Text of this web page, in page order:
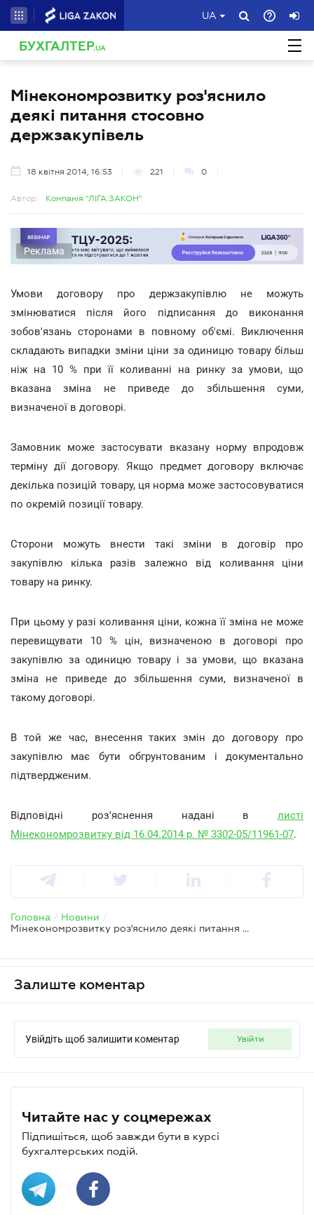
UA
БУХГАЛТЕР.UA
Мінекономрозвитку роз'яснило
деякі питання стосовно
держзакупівель
18 квітня 2014, 16:53 221 0
Автор: Компанія "ЛІГА:ЗАКОН"
Реклама
Умови договору про держзакупівлю не можуть
змінюватися після його підписання до виконання
зобов'язань сторонами в повному об'ємі. Виключення
складають випадки зміни ціни за одиницю товару більш
ніж на 10 % при її коливанні на ринку за умови, що
вказана зміна не приведе до збільшення суми,
визначеної в договорі.
Замовник може застосувати вказану норму впродовж
терміну дії договору. Якщо предмет договору включає
декілька позицій товару, ця норма може застосовуватися
по окремій позиції товару.
Сторони можуть внести такі зміни в договір про
закупівлю кілька разів залежно від коливання ціни
товару на ринку.
При цьому у разі коливання ціни, кожна її зміна не може
перевищувати 10 % цін, визначеною в договорі про
закупівлю за одиницю товару і за умови, що вказана
зміна не приведе до збільшення суми, визначеної в
такому договорі.
В той же час, внесення таких змін до договору про
закупівлю має бути обгрунтованим і документально
підтвердженим.
Відповідні роз'яснення надані в листі
Мінекономрозвитку від 16.04.2014 р. № 3302-05/11961-07.
Головна / Новини /
Мінекономрозвитку роз'яснило деякі питання стосовно держзакупівель
Залиште коментар
Увійдіть щоб залишити коментар увійти
Читайте нас у соцмережах
Підпишіться, щоб завжди бути в курсі
бухгалтерських подій.